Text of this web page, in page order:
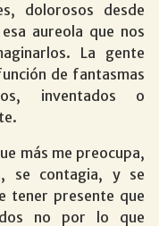
dolorosos desde
aureola que nos
La gente
de fantasmas
inventados o
más me preocupa,
se contagia, y se
tener presente que
no por lo que